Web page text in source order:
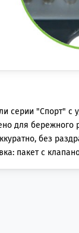
серии "Спорт" с
для
без
пакет с